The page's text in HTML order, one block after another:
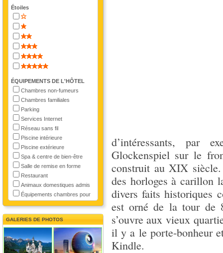
Étoiles
ÉQUIPEMENTS DE L'HÔTEL
Chambres non-fumeurs
Chambres familiales
Parking
Services Internet
Réseau sans fil
Piscine intérieure
Piscine extérieure
Spa & centre de bien-être
Salle de remise en forme
Restaurant
Animaux domestiques admis
Équipements chambres pour
GALERIES DE PHOTOS
d’intéressants, par
Glockenspiel sur le
construit au XIX
des horloges à carillon
divers faits historiques
est orné de la tour de
s’ouvre aux vieux
il y a le porte-bonheur
Kindle.